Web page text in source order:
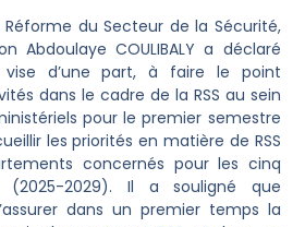
du Secteur de la Sécurité,
Abdoulaye COULIBALY a déclaré
d’une part, à faire le point
dans le cadre de la RSS au sein
pour le premier semestre
les priorités en matière de RSS
concernés pour les cinq
(2025-2029). Il a souligné que
dans un premier temps la